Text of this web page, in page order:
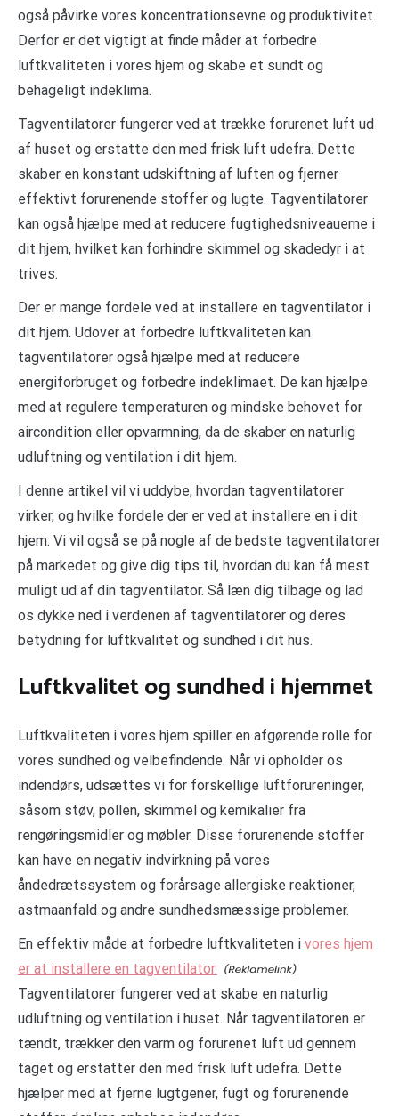
også påvirke vores koncentrationsevne og produktivitet.
Derfor er det vigtigt at finde måder at forbedre
luftkvaliteten i vores hjem og skabe et sundt og
behageligt indeklima.
Tagventilatorer fungerer ved at trække forurenet luft ud
af huset og erstatte den med frisk luft udefra. Dette
skaber en konstant udskiftning af luften og fjerner
effektivt forurenende stoffer og lugte. Tagventilatorer
kan også hjælpe med at reducere fugtighedsniveauerne i
dit hjem, hvilket kan forhindre skimmel og skadedyr i at
trives.
Der er mange fordele ved at installere en tagventilator i
dit hjem. Udover at forbedre luftkvaliteten kan
tagventilatorer også hjælpe med at reducere
energiforbruget og forbedre indeklimaet. De kan hjælpe
med at regulere temperaturen og mindske behovet for
aircondition eller opvarmning, da de skaber en naturlig
udluftning og ventilation i dit hjem.
I denne artikel vil vi uddybe, hvordan tagventilatorer
virker, og hvilke fordele der er ved at installere en i dit
hjem. Vi vil også se på nogle af de bedste tagventilatorer
på markedet og give dig tips til, hvordan du kan få mest
muligt ud af din tagventilator. Så læn dig tilbage og lad
os dykke ned i verdenen af tagventilatorer og deres
betydning for luftkvalitet og sundhed i dit hus.
Luftkvalitet og sundhed i hjemmet
Luftkvaliteten i vores hjem spiller en afgørende rolle for
vores sundhed og velbefindende. Når vi opholder os
indendørs, udsættes vi for forskellige luftforureninger,
såsom støv, pollen, skimmel og kemikalier fra
rengøringsmidler og møbler. Disse forurenende stoffer
kan have en negativ indvirkning på vores
åndedrætssystem og forårsage allergiske reaktioner,
astmaanfald og andre sundhedsmæssige problemer.
En effektiv måde at forbedre luftkvaliteten i vores hjem
er at installere en tagventilator.
Tagventilatorer fungerer ved at skabe en naturlig
udluftning og ventilation i huset. Når tagventilatoren er
tændt, trækker den varm og forurenet luft ud gennem
taget og erstatter den med frisk luft udefra. Dette
hjælper med at fjerne lugtgener, fugt og forurenende